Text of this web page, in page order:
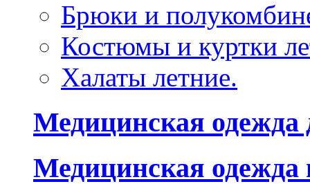
Брюки и
Костюмы и куртки
Халаты летние.
Медицинская
Медицинская одежда